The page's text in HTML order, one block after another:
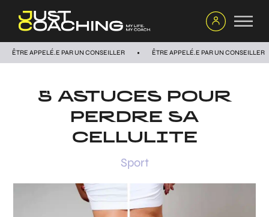
ÊTRE APPELÉ.E PAR UN CONSEILLER ÊTRE APPELÉ.E PAR UN CONSEILLER
5 ASTUCES POUR
PERDRE SA
CELLULITE
Sport